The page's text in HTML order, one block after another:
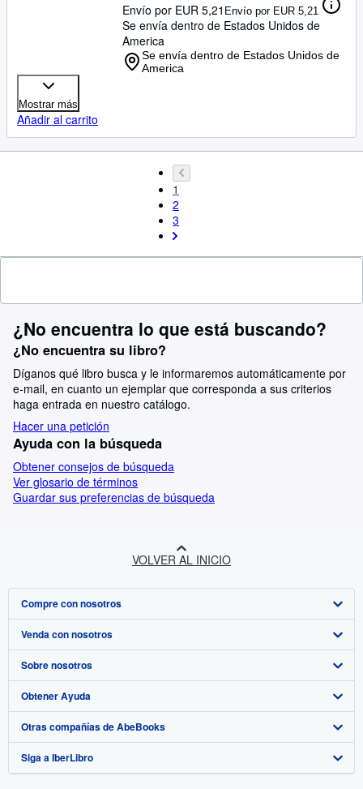
Envío por EUR 5,21 Envío por EUR 5,21
Se envía dentro de Estados Unidos de
America
Se envía dentro de Estados Unidos de
America
Mostrar más
Añadir al carrito
1
2
3
¿No encuentra lo que está buscando?
¿No encuentra su libro?
Díganos qué libro busca y le informaremos automáticamente por
e-mail, en cuanto un ejemplar que corresponda a sus criterios
haga entrada en nuestro catálogo.
Hacer una petición
Ayuda con la búsqueda
Obtener consejos de búsqueda
Ver glosario de términos
Guardar sus preferencias de búsqueda
VOLVER AL INICIO
Compre con nosotros
Búsqueda avanzada
Colecciones
Mi cuenta
Mis pedidos
Ver carrito
Venda con nosotros
Comenzar a vender
Únase a nuestro programa de afiliados
Recomiende un vendedor
Sobre nosotros
Sobre IberLibro
Medios
Empleo
Obtener Ayuda
Preguntas frecuentes y guías
Atención al Cliente
Otras compañías de AbeBooks
AbeBooks.com
Siga a IberLibro